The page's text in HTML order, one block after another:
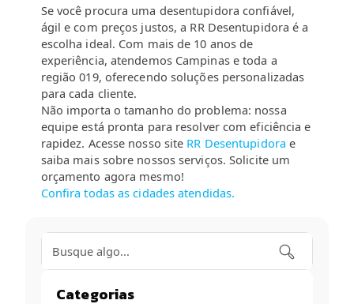
Se você procura uma desentupidora confiável,
ágil e com preços justos, a RR Desentupidora é a
escolha ideal. Com mais de 10 anos de
experiência, atendemos Campinas e toda a
região 019, oferecendo soluções personalizadas
para cada cliente.
Não importa o tamanho do problema: nossa
equipe está pronta para resolver com eficiência e
rapidez. Acesse nosso site RR Desentupidora e
saiba mais sobre nossos serviços. Solicite um
orçamento agora mesmo!
Confira todas as cidades atendidas.
Categorias